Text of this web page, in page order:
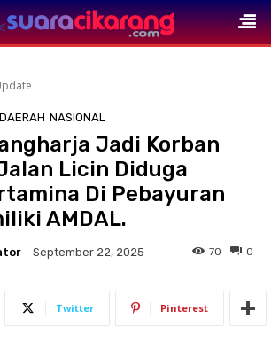
DAERAH NASIONAL
Jadi Korban
Licin Diduga
Di Pebayuran
AMDAL.
September 22, 2025 0
70
Twitter Pinterest